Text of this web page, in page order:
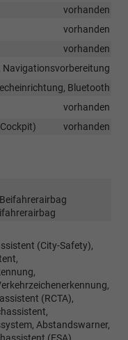
vorhanden
vorhanden
vorhanden
Navigationsvorbereitung
Bluetooth
vorhanden
vorhanden
(City-Safety),
(RCTA),
Abstandswarner,
(ESA)